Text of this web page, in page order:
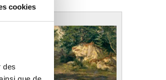
cookies
des